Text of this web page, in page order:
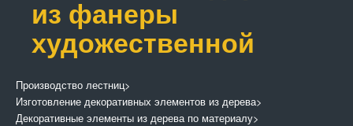
из фанеры
художественной
Производство лестниц>
Изготовление декоративных элементов из дерева>
Декоративные элементы из дерева по материалу>